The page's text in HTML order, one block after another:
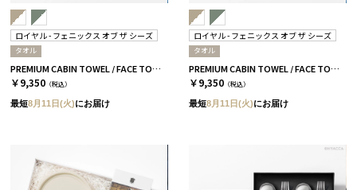
ロイヤル - フェニックス オブ ザ シーズ
タオル
PREMIUM CABIN TOWEL / FACE TOWEL / GREEN BAY
￥9,350 （税込）
最短8月11日(火)にお届け
ロイヤル - フェニックス オブ ザ シーズ
タオル
PREMIUM CABIN TOWEL / FACE TOWEL / PLAZA TAUPE
￥9,350 （税込）
最短8月11日(火)にお届け